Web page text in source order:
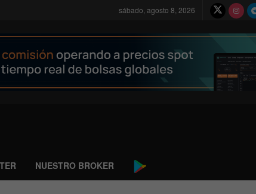
sábado, agosto 8, 2026
NUESTRO BROKER